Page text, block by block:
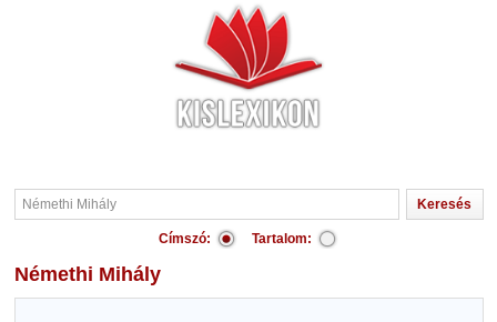
Címszó: Tartalom:
Némethi Mihály